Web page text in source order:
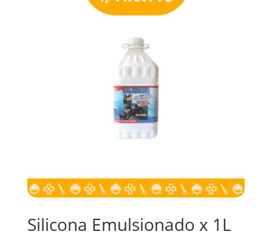
Silicona Emulsionado x 1L